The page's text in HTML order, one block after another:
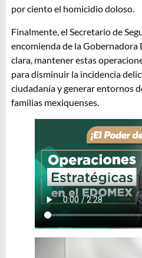
por ciento el homicidio doloso.
Finalmente, el Secretario de
encomienda de la Gobernadora
clara, mantener estas
para disminuir la incidencia
ciudadanía y generar entornos
familias mexiquenses.